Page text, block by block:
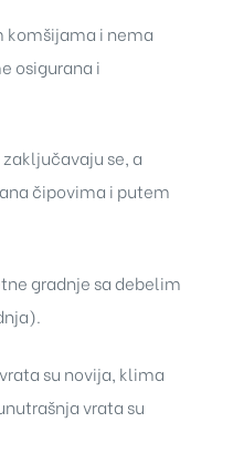
komšijama i nema
osigurana i
se, a
čipovima i putem
gradnje sa debelim
su novija, klima
vrata su